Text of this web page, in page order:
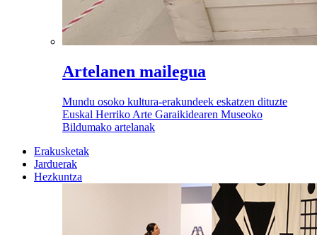
Artelanen mailegua
Mundu osoko kultura-erakundeek eskatzen dituzte
Euskal Herriko Arte Garaikidearen Museoko
Bildumako artelanak
Erakusketak
Jarduerak
Hezkuntza